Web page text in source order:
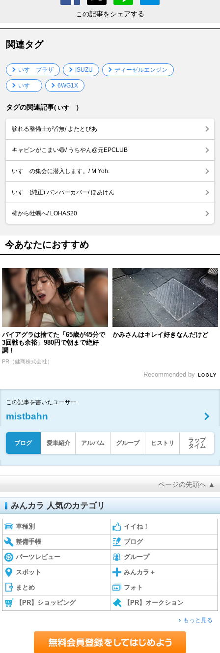
この記事をシェアする
関連タグ
いすゞプラザ ISUZU ディーゼルエンジン
いすゞ 6WG1X
タグの関連記事( いすゞ )
診れる整備士が皆無/ よたとぴあ
キャビンがこまい😅/ うちやん@元EPCLUB
いすゞの集会に潜入します。/ M Yoh.
いすゞ(純正) バンパーカバー/ ほあけん
柿から牡蠣へ/ LOHAS20
今あなたにおすすめ
バイアグラは捨てた「65歳が45分で
3回戦も余裕」980円で朝まで絶好
調！
PR（健商株式会社）
かみさんはキレイ好きなんだけど
Recommended by
この記事を書いたユーザー
mistbahn
ブログ 愛車紹介 アルバム グループ ヒストリ
ラップ
タイム
ページの先頭へ ▲
みんカラ 人気のカテゴリ
車種別 イイね！
整備手帳 ブログ
パーツレビュー グループ
スポット みんカラ＋
まとめ フォト
【PR】ショッピング 【PR】オークション
もっと見る